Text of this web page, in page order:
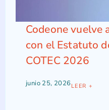
Codeone vuelve
con el Estatuto
COTEC 2026
junio 25, 2026 LEER +